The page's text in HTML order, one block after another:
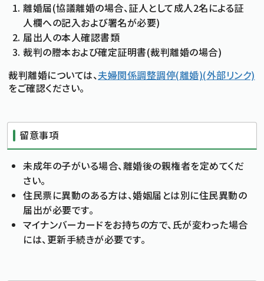
離婚届(協議離婚の場合、証人として成人2名による証
人欄への記入および署名が必要)
届出人の本人確認書類
裁判の謄本および確定証明書(裁判離婚の場合)
裁判離婚については、夫婦関係調整調停(離婚)(外部リンク)
をご確認ください。
留意事項
未成年の子がいる場合、離婚後の親権者を定めてくだ
さい。
住民票に異動のある方は、婚姻届とは別に住民異動の
届出が必要です。
マイナンバーカードをお持ちの方で、氏が変わった場合
には、更新手続きが必要です。